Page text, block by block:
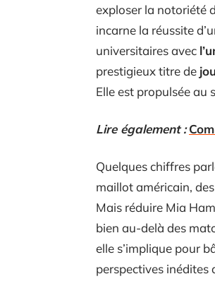
exploser la notoriété
incarne la réussite
universitaires avec
prestigieux titre de
Elle est propulsée au
Lire également :
Quelques chiffres
maillot américain,
Mais réduire Mia
bien au-delà des
elle s’implique pour
perspectives inédites